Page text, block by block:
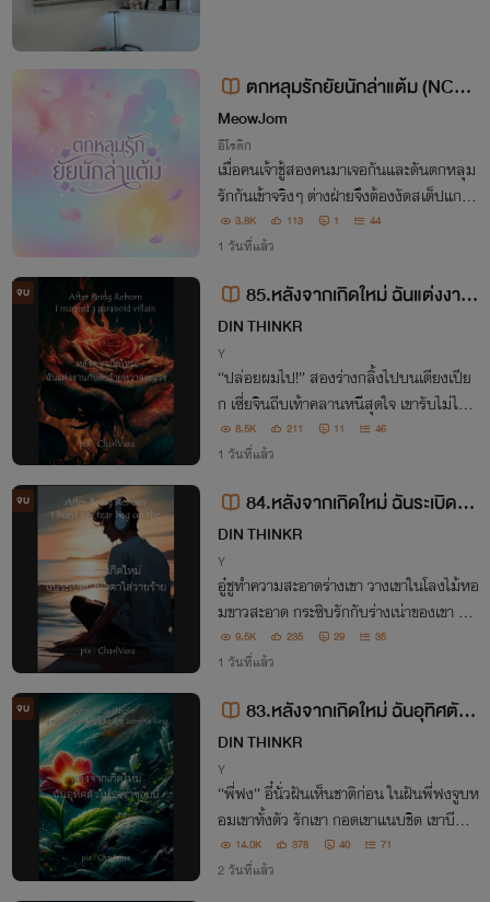
ตกหลุมรักยัยนักล่าแต้ม (NC25
+)
MeowJom
อีโรติก
เมื่อคนเจ้าชู้สองคนมาเจอกันและดันตกหลุม
รักกันเข้าจริงๆ ต่างฝ่ายจึงต้องงัดสเต็ปแกล้ง
ทำเป็นคนดีเพื่อให้อีกฝ่ายยอมรับ
3.8K 113 1 44
1 วันที่แล้ว
จบ
85.หลังจากเกิดใหม่ ฉันแต่งงาน
กับตัวร้ายหวาดระแวง : After Bein
g Reborn I married a paranoid v
illain.
DIN THINKR
Y
“ปล่อยผมไป!” สองร่างกลิ้งไปบนเตียงเปีย
ก เซี่ยจินถีบเท้าคลานหนีสุดใจ เขารับไม่ไหว
เขารังเกียจของเหลวไม่จบสิ้นของไอ้คนบ้ากา
ม วิปริตทางเพศ จับอ้าเขาออกราวกับตุ๊กตาบิ
8.5K 211 11 46
1 วันที่แล้ว
จบ
84.หลังจากเกิดใหม่ ฉันระเบิดถุง
น้ำตาใส่วายร้าย : After Being Reb
orn I burst my tear bag on the vil
lain.
DIN THINKR
Y
อู๋ชูทำความสะอาดร่างเขา วางเขาในโลงไม้หอ
มขาวสะอาด กระซิบรักกับร่างเน่าของเขา คำ
รักและน้ำตา ความหดหู่หนักหมื่นชั่งบนบ่าก
ว้าง ได้เห็นอาห้าล้างแค้นแทนเขา ทรุดลงเพื่
9.5K 235 29 35
1 วันที่แล้ว
จบ
83.หลังจากเกิดใหม่ ฉันอุทิศตัวใ
ห้ราชาซอมบี้ : After i was reborn I
dedicated myself to the zombie
king
DIN THINKR
Y
“พี่ฟง” อี๋นั่วฝันเห็นชาติก่อน ในฝันพี่ฟงจูบห
อมเขาทั้งตัว รักเขา กอดเขาแนบชิด เขาบีบผิ
วสีเทาเรียบตึงของราชาซอมบี้ สะอื้นใต้แรง
คำรามกัดกินทั้งกายใจ เขาเป็นของพี่ฟงทั้งห
14.0K 378 40 71
2 วันที่แล้ว